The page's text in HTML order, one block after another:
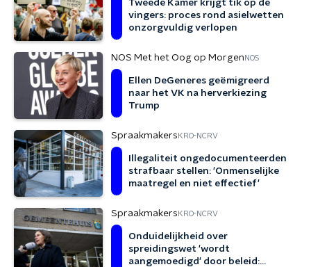
Tweede Kamer krijgt tik op de
vingers: proces rond asielwetten
onzorgvuldig verlopen
NOS Met het Oog op Morgen NOS
Ellen DeGeneres geëmigreerd
naar het VK na herverkiezing
Trump
Spraakmakers KRO-NCRV
Illegaliteit ongedocumenteerden
strafbaar stellen: 'Onmenselijke
maatregel en niet effectief'
Spraakmakers KRO-NCRV
Onduidelijkheid over
spreidingswet 'wordt
aangemoedigd' door beleid: